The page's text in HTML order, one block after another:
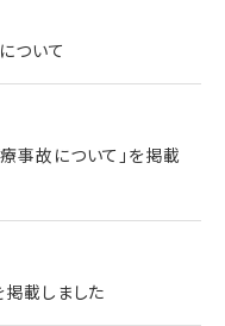
ついて
事故について」を掲載
掲載しました